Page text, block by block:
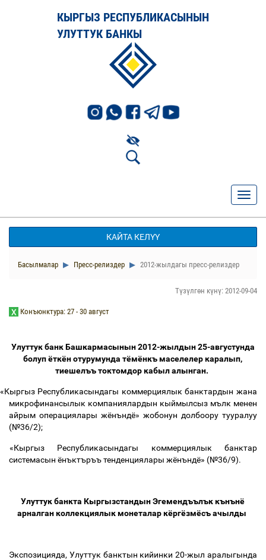
КЫРГЫЗ РЕСПУБЛИКАСЫНЫН
УЛУТТУК БАНКЫ
КАЙТА КЕЛҮҮ
Басылмалар Пресс-релиздер 2012-жылдагы пресс-релиздер
Түзүлгөн күнү: 2012-09-04
Конъюнктура: 27 - 30 август
Улуттук банк Башкармасынын 2012-жылдын 25-августунда
болуп ёткён отурумунда тёмёнкъ маселелер каралып,
тиешелъъ токтомдор кабыл алынган.
«Кыргыз Республикасындагы коммерциялык банктардын жана
микрофинансылык компаниялардын кыймылсыз мълк менен
айрым операциялары жёнъндё» жобонун долбоору тууралуу
(№36/2);
«Кыргыз Республикасындагы коммерциялык банктар
системасын ёнъктъръъ тенденциялары жёнъндё» (№36/9).
Улуттук банкта Кыргызстандын Эгемендъълък кънънё
арналган коллекциялык монеталар кёргёзмёсъ ачылды
Экспозицияда, Улуттук банктын кийинки 20-жыл аралыгында